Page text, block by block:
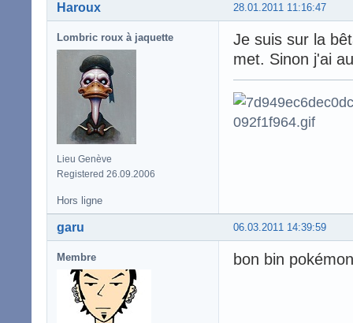
28.01.2011 11:16:47
Haroux
Lombric roux à jaquette
Lieu Genève
Registered 26.09.2006
Je suis sur la
met. Sinon j'ai
Hors ligne
06.03.2011 14:39:59
garu
Membre bon bin